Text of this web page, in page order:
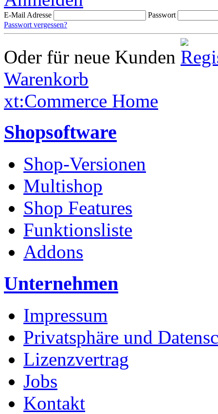
E-Mail Adresse
Passwort
Passwort vergessen?
Oder für neue Kunden
Warenkorb
xt:Commerce Home
Shopsoftware
Shop-Versionen
Multishop
Shop Features
Funktionsliste
Addons
Unternehmen
Impressum
Privatsphäre und
Lizenzvertrag
Jobs
Kontakt